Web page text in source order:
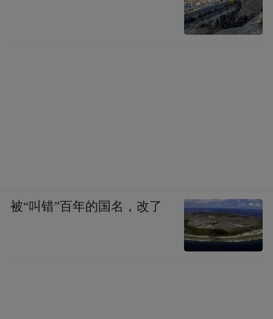
被“叫错”百年的国名，改了